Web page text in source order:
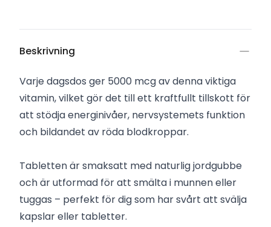
Beskrivning
Varje dagsdos ger 5000 mcg av denna viktiga
vitamin, vilket gör det till ett kraftfullt tillskott för
att stödja energinivåer, nervsystemets funktion
och bildandet av röda blodkroppar.
Tabletten är smaksatt med naturlig jordgubbe
och är utformad för att smälta i munnen eller
tuggas – perfekt för dig som har svårt att svälja
kapslar eller tabletter.